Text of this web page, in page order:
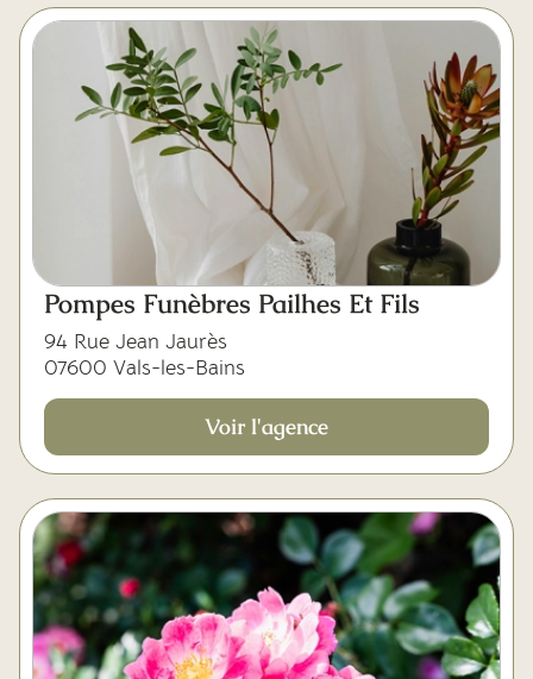
Pompes Funèbres Pailhes Et Fils
94 Rue Jean Jaurès
07600 Vals-les-Bains
Voir l'agence